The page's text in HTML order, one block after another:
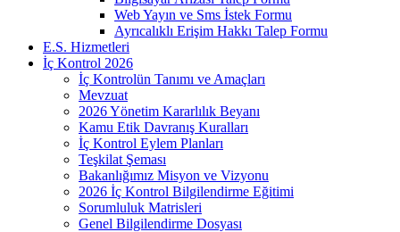
Web Yayın ve Sms İstek Formu
Ayrıcalıklı Erişim Hakkı Talep Formu
E.S. Hizmetleri
İç Kontrol 2026
İç Kontrolün Tanımı ve Amaçları
Mevzuat
2026 Yönetim Kararlılık Beyanı
Kamu Etik Davranış Kuralları
İç Kontrol Eylem Planları
Teşkilat Şeması
Bakanlığımız Misyon ve Vizyonu
2026 İç Kontrol Bilgilendirme Eğitimi
Sorumluluk Matrisleri
Genel Bilgilendirme Dosyası